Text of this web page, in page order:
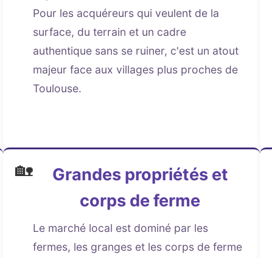
Pour les acquéreurs qui veulent de la
surface, du terrain et un cadre
authentique sans se ruiner, c'est un atout
majeur face aux villages plus proches de
Toulouse.
🏡
Grandes propriétés et
corps de ferme
Le marché local est dominé par les
fermes, les granges et les corps de ferme